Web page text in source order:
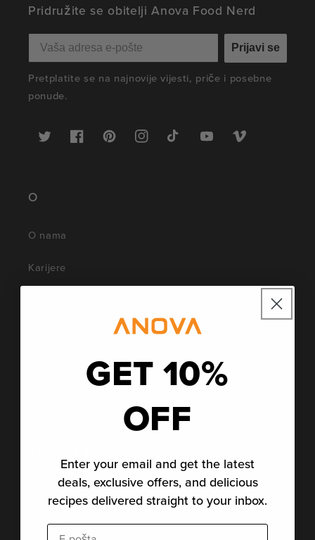
Pridružite se obitelji Anova Food Nerd
Prijavi se
Pretplatite se na najnovije vijesti, priče i posebne
ponude.
Cvrkut FacebookPinterestOtkriti
U
Na
Vimeo
O
O nama
Karijere
Partnerski program
Podrška
Zajednica
GET 10%
OFF
Enter your email and get the latest
deals, exclusive offers, and delicious
recipes delivered straight to your inbox.
E-pošta